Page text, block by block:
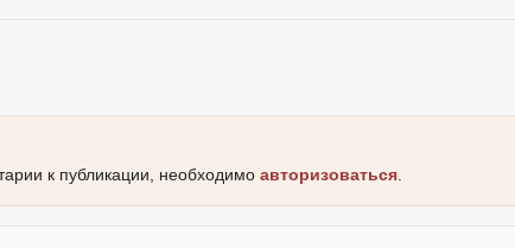
к публикации, необходимо авторизоваться